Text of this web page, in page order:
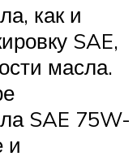
как и
SAE,
масла.
SAE 75W-
и